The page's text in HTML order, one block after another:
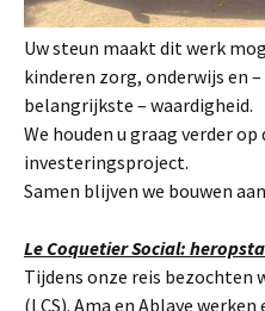
Uw steun maakt dit werk
kinderen zorg, onderwijs en
belangrijkste – waardigheid.
We houden u graag verder
investeringsproject.
Samen blijven we bouwen
Le Coquetier Social:
Tijdens onze reis bezochten
(LCS). Ama en Ablaye